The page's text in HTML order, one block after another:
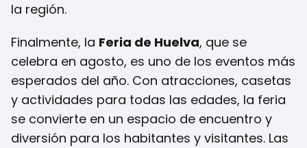
la región.
Finalmente, la Feria de Huelva, que se
celebra en agosto, es uno de los eventos más
esperados del año. Con atracciones, casetas
y actividades para todas las edades, la feria
se convierte en un espacio de encuentro y
diversión para los habitantes y visitantes. Las